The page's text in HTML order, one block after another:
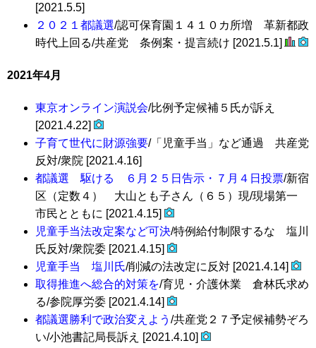
[2021.5.5]
２０２１都議選/認可保育園１４１０カ所増 革新都政
時代上回る/共産党 条例案・提言続け [2021.5.1]
2021年4月
東京オンライン演説会/比例予定候補５氏が訴え
[2021.4.22]
子育て世代に財源強要/「児童手当」など通過 共産党
反対/衆院 [2021.4.16]
都議選 駆ける ６月２５日告示・７月４日投票/新宿
区（定数４） 大山とも子さん（６５）現/現場第一
市民とともに [2021.4.15]
児童手当法改定案など可決/特例給付制限するな 塩川
氏反対/衆院委 [2021.4.15]
児童手当 塩川氏/削減の法改定に反対 [2021.4.14]
取得推進へ総合的対策を/育児・介護休業 倉林氏求め
る/参院厚労委 [2021.4.14]
都議選勝利で政治変えよう /共産党２７予定候補勢ぞろ
い/小池書記局長訴え [2021.4.10]